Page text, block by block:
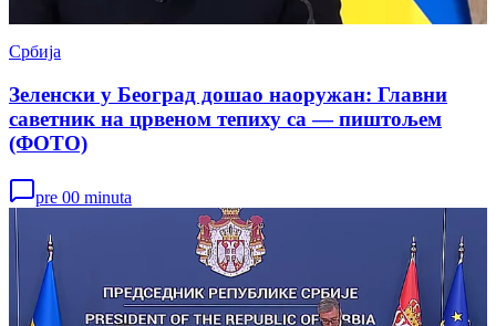
Србија
Зеленски у Београд дошао наоружан: Главни
саветник на црвеном тепиху са — пиштољем
(ФОТО)
pre 00 minuta